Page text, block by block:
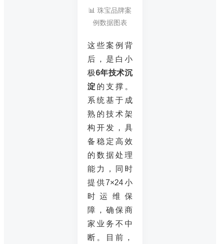
📊 珠宝品牌案
例数据图表
这些案例背
后，是白小
极6年技术沉
淀 的支撑。
系统基于成
熟的技术架
构开发，具
备稳定高效
的数据处理
能力，同时
提供7×24小
时运维保
障，确保商
家业务不中
断。目前，